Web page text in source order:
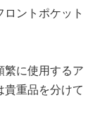
ントポケット
繁に使用するア
重品を分けて